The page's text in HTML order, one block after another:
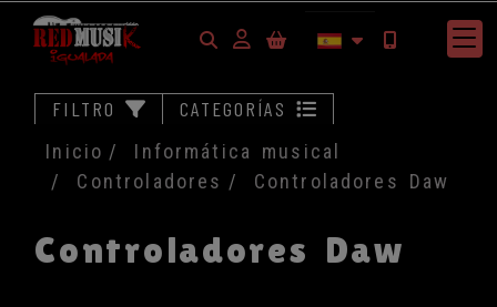
Identifícate
FILTRO CATEGORÍAS
Inicio
Informática musical
Controladores
Controladores Daw
Controladores Daw